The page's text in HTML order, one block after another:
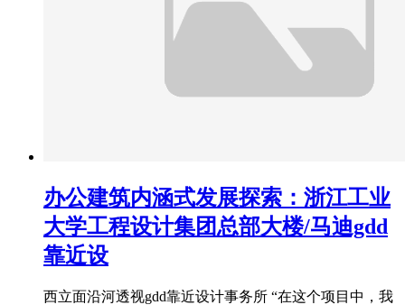
办公建筑内涵式发展探索：浙江工业
大学工程设计集团总部大楼/马迪gdd
靠近设
西立面沿河透视gdd靠近设计事务所 “在这个项目中，我